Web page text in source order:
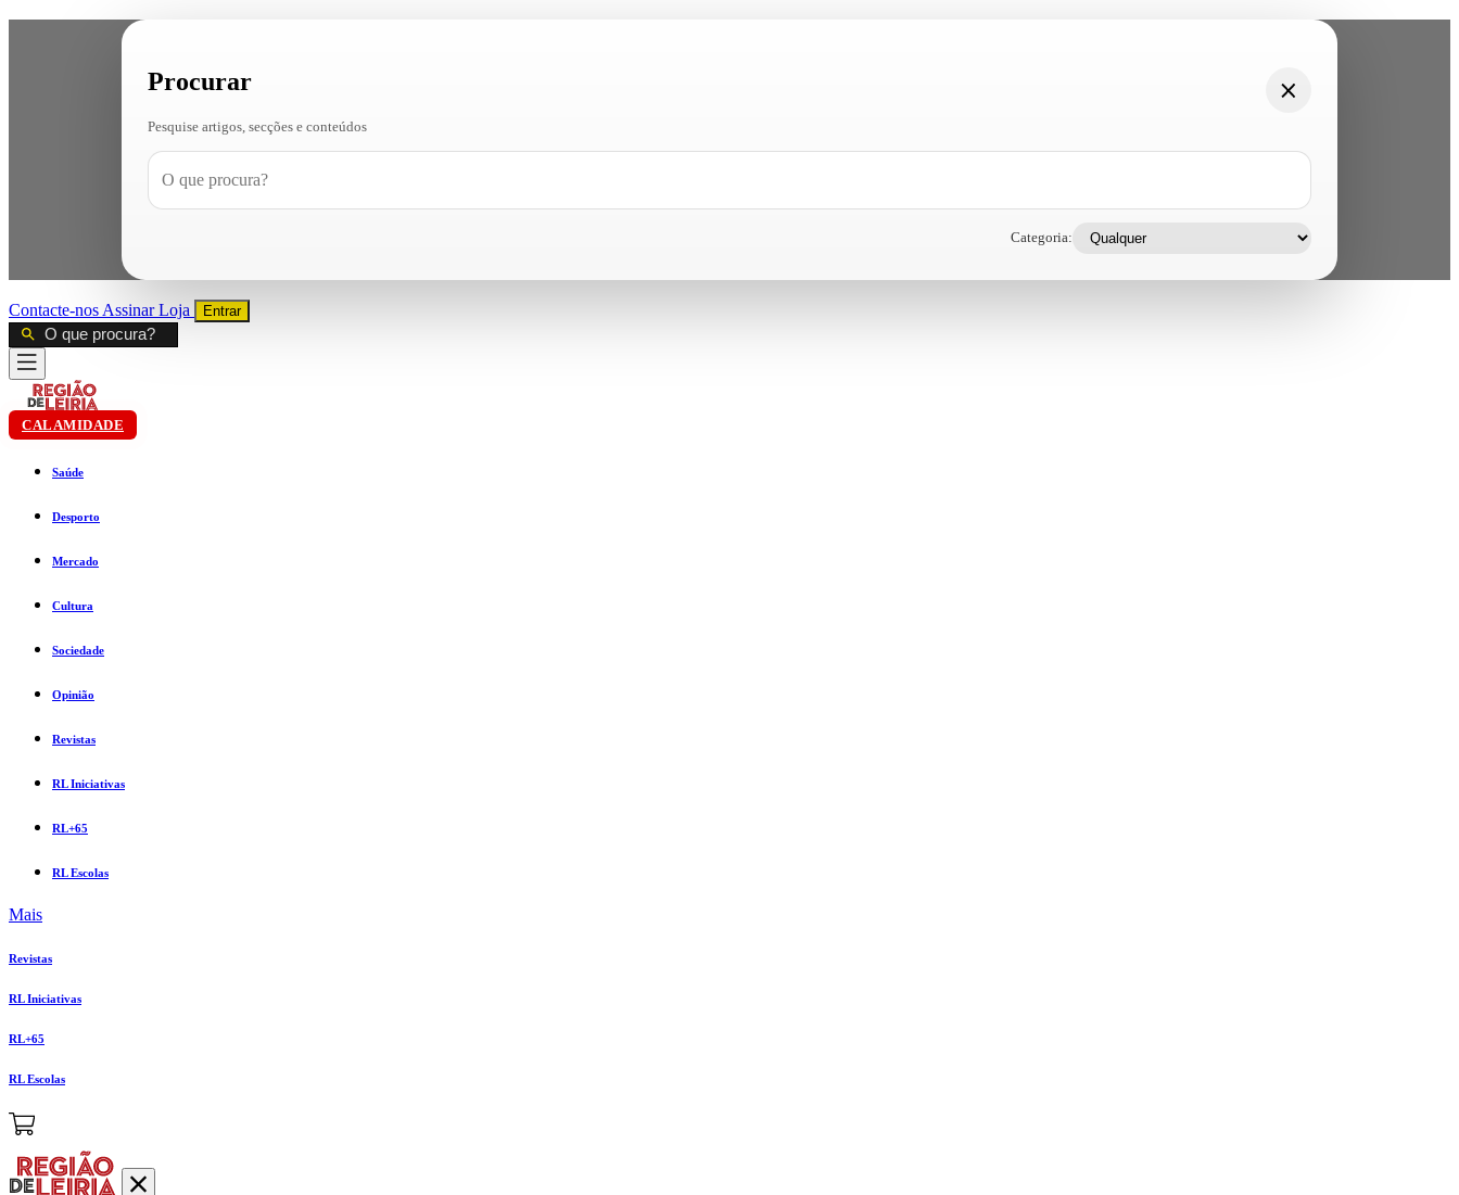
Procurar
Pesquise artigos, secções e conteúdos
Categoria:
Contacte-nos AssinarLoja Entrar
CALAMIDADE
Saúde
Desporto
Mercado
Cultura
Sociedade
Opinião
Revistas
RL Iniciativas
RL+65
RL Escolas
Mais
Revistas
RL Iniciativas
RL+65
RL Escolas